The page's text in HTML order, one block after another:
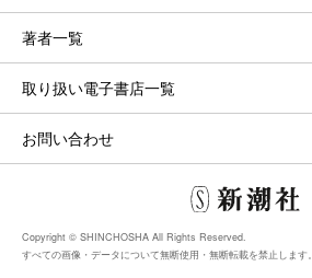
著者一覧
取り扱い電子書店一覧
お問い合わせ
Copyright © SHINCHOSHA All Rights Reserved.
すべての画像・データについて無断使用・無断転載を禁止します。